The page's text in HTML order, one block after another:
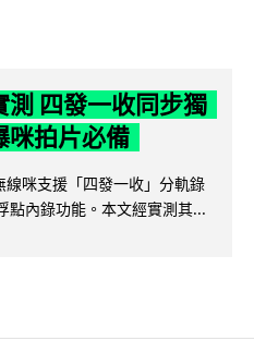
四發一收同步獨
拍片必備
咪支援「四發一收」分軌錄
內錄功能。本文經實測其...